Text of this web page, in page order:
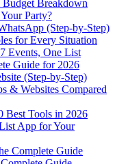
Breakdown
Party?
(Step-by-Step)
for Every Situation
Events, One List
Guide for 2026
(Step-by-Step)
& Websites Compared
Best Tools in 2026
App for Your
Complete Guide